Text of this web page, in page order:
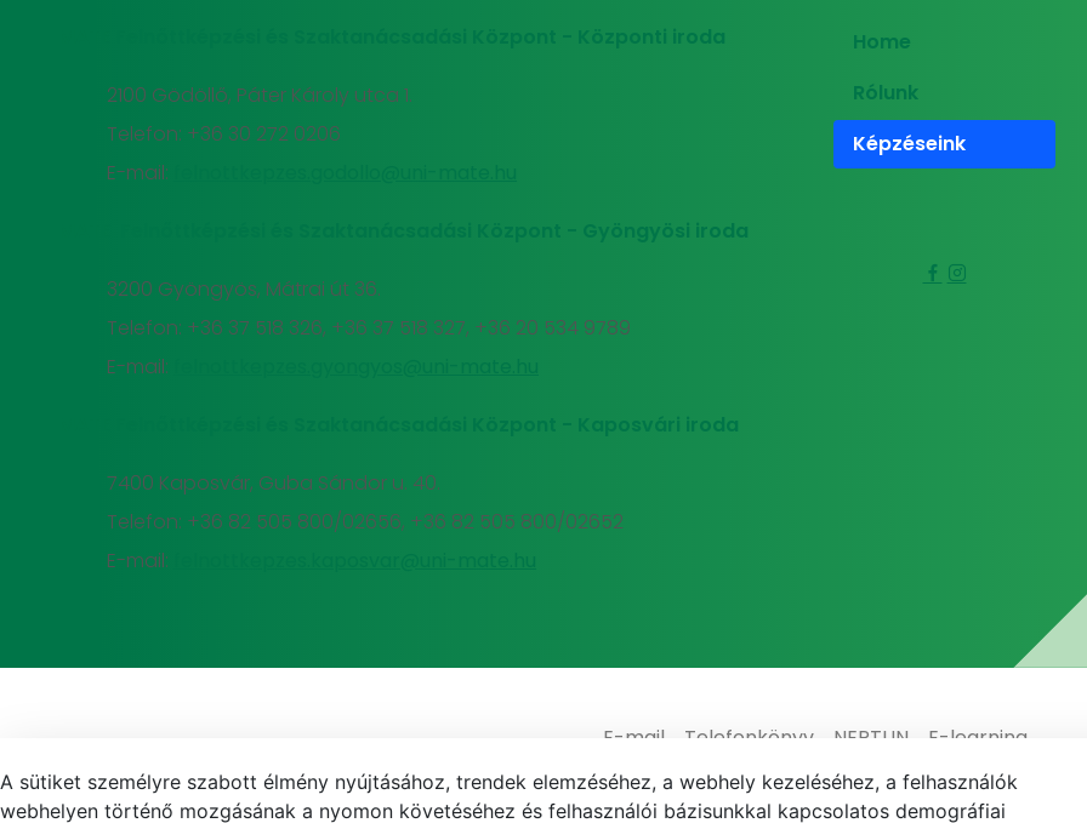
2100 Gödöllő, Páter Károly utca 1.
Telefon: +36 30 272 0206
E-mail:
MATE Felnőttképzési és Szaktanácsadási Központ - Gyöngyösi iroda
3200 Gyöngyös, Mátrai út 36.
Telefon: +36 37 518 326, +36 37 518 327, +36 20 534 9789
E-mail:
7400 Kaposvár, Guba Sándor u. 40.
Telefon: +36 82 505 800/02656, +36 82 505 800/02652
E-mail:
Home
Rólunk
Képzéseink
E-mail Telefonkönyv NEPTUN E-learning
A sütiket személyre szabott élmény nyújtásához, trendek elemzéséhez, a webhely kezeléséhez, a felhasználók
webhelyen történő mozgásának a nyomon követéséhez és felhasználói bázisunkkal kapcsolatos demográfiai